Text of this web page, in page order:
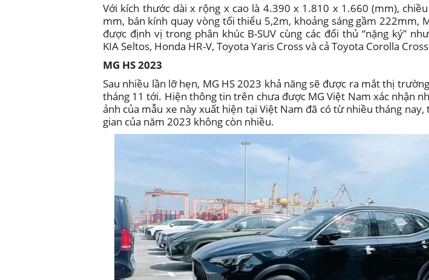
Với kích thước dài x rộng x cao là 4.390 x 1.810 x 1.660 (mm),
mm, bán kính quay vòng tối thiểu 5,2m, khoảng sáng gầm 222mm,
được định vị trong phân khúc B-SUV cùng các đối thủ “nặng ký”
KIA Seltos, Honda HR-V, Toyota Yaris Cross và cả Toyota Corolla
MG HS 2023
Sau nhiều lần lỡ hẹn, MG HS 2023 khả năng sẽ được ra mắt thị
tháng 11 tới. Hiện thông tin trên chưa được MG Việt Nam xác nhận
ảnh của mẫu xe này xuất hiện tại Việt Nam đã có từ nhiều tháng
gian của năm 2023 không còn nhiều.